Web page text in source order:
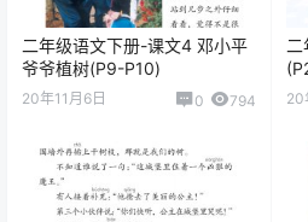
二年级语文下册-课文4 邓小平
爷爷植树(P9-P10)
20年11月6日 0 794 20